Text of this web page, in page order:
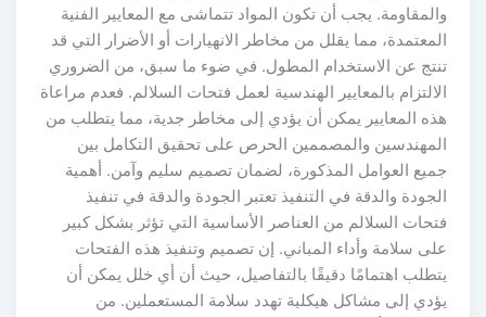
يجب أن تكون المواد تتماشى مع المعايير الفنية
مما يقلل من مخاطر الانهيارات أو الأضرار التي قد
عن الاستخدام المطول. في ضوء ما سبق، من الضروري
بالمعايير الهندسية لعمل فتحات السلالم. فعدم مراعاة
المعايير يمكن أن يؤدي إلى مخاطر جدية، مما يتطلب من
والمصممين الحرص على تحقيق التكامل بين
العوامل المذكورة، لضمان تصميم سليم وآمن. أهمية
والدقة في التنفيذ تعتبر الجودة والدقة في تنفيذ
السلالم من العناصر الأساسية التي تؤثر بشكل كبير
سلامة وأداء المباني. إن تصميم وتنفيذ هذه الفتحات
اهتمامًا دقيقًا بالتفاصيل، حيث أن أي خلل يمكن أن
إلى مشاكل هيكلية تهدد سلامة المستعملين. من